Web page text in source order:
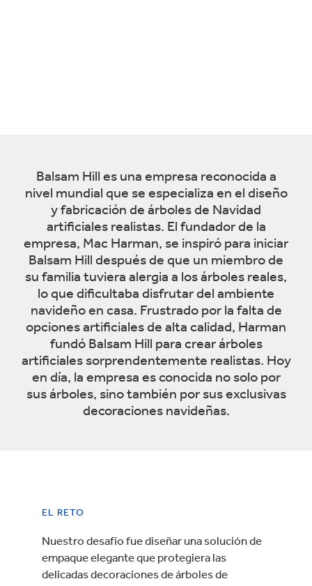
Balsam Hill es una empresa reconocida a
nivel mundial que se especializa en el diseño
y fabricación de árboles de Navidad
artificiales realistas. El fundador de la
empresa, Mac Harman, se inspiró para iniciar
Balsam Hill después de que un miembro de
su familia tuviera alergia a los árboles reales,
lo que dificultaba disfrutar del ambiente
navideño en casa. Frustrado por la falta de
opciones artificiales de alta calidad, Harman
fundó Balsam Hill para crear árboles
artificiales sorprendentemente realistas. Hoy
en día, la empresa es conocida no solo por
sus árboles, sino también por sus exclusivas
decoraciones navideñas.
EL RETO
Nuestro desafío fue diseñar una solución de
empaque elegante que protegiera las
delicadas decoraciones de árboles de